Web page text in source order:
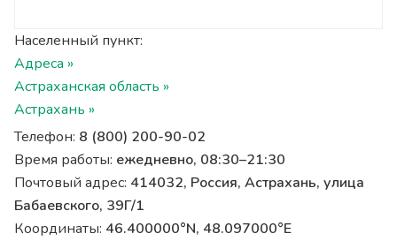
Населенный пункт:
Адреса »
Астраханская область »
Астрахань »
Телефон: 8 (800) 200-90-02
Время работы: ежедневно, 08:30–21:30
Почтовый адрес: 414032, Россия, Астрахань, улица
Бабаевского, 39Г/1
Координаты: 46.400000°N, 48.097000°E